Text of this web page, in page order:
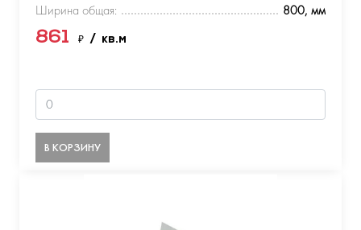
Ширина общая:
800, мм
861 ₽ / кв.м
В КОРЗИНУ